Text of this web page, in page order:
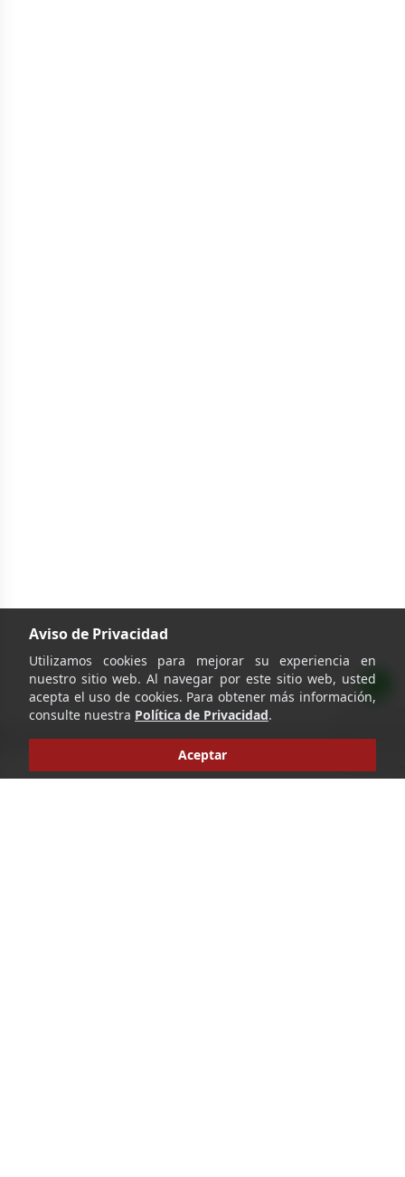
Aviso de Privacidad
Utilizamos cookies para mejorar su experiencia en
nuestro sitio web. Al navegar por este sitio web, usted
acepta el uso de cookies. Para obtener más información,
consulte nuestra Política de Privacidad.
Aceptar